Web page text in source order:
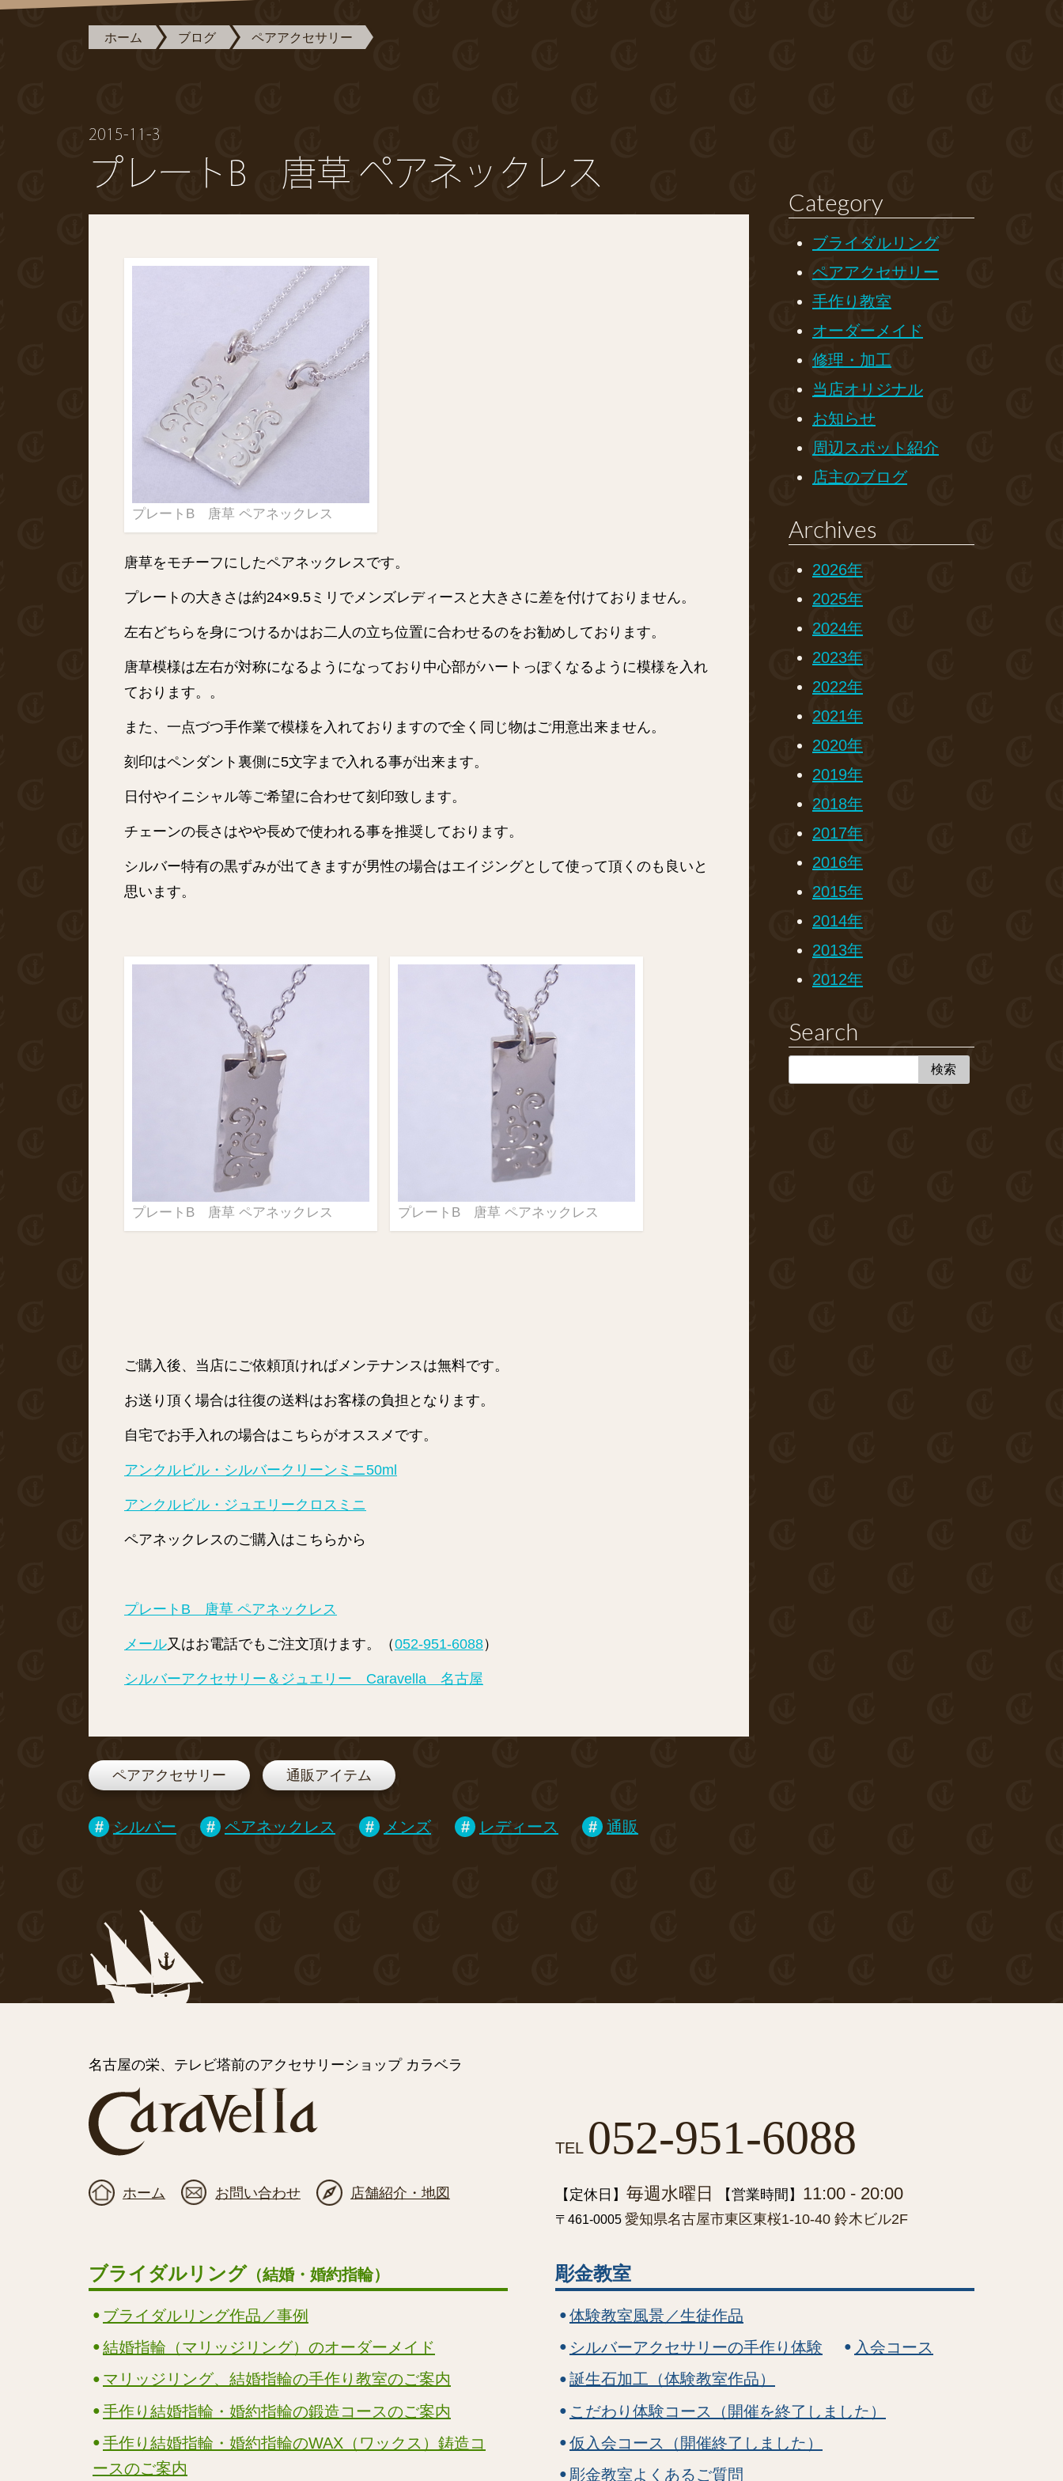
ホーム ブログ ペアアクセサリー
2015-11-3
プレートB 唐草 ペアネックレス
プレートB 唐草 ペアネックレス
唐草をモチーフにしたペアネックレスです。
プレートの大きさは約24×9.5ミリでメンズレディースと大きさに差を付けておりません。
左右どちらを身につけるかはお二人の立ち位置に合わせるのをお勧めしております。
唐草模様は左右が対称になるようになっており中心部がハートっぽくなるように模様を入れ
ております。。
また、一点づつ手作業で模様を入れておりますので全く同じ物はご用意出来ません。
刻印はペンダント裏側に5文字まで入れる事が出来ます。
日付やイニシャル等ご希望に合わせて刻印致します。
チェーンの長さはやや長めで使われる事を推奨しております。
シルバー特有の黒ずみが出てきますが男性の場合はエイジングとして使って頂くのも良いと
思います。
プレートB 唐草 ペアネックレス プレートB 唐草 ペアネックレス
ご購入後、当店にご依頼頂ければメンテナンスは無料です。
お送り頂く場合は往復の送料はお客様の負担となります。
自宅でお手入れの場合はこちらがオススメです。
アンクルビル・シルバークリーンミニ50ml
アンクルビル・ジュエリークロスミニ
ペアネックレスのご購入はこちらから
プレートB 唐草 ペアネックレス
メール又はお電話でもご注文頂けます。（052-951-6088）
シルバーアクセサリー＆ジュエリー Caravella 名古屋
ペアアクセサリー 通販アイテム
シルバー ペアネックレス メンズ レディース 通販
Category
ブライダルリング
ペアアクセサリー
手作り教室
オーダーメイド
修理・加工
当店オリジナル
お知らせ
周辺スポット紹介
店主のブログ
Archives
2026年
2025年
2024年
2023年
2022年
2021年
2020年
2019年
2018年
2017年
2016年
2015年
2014年
2013年
2012年
Search
名古屋の栄、テレビ塔前のアクセサリーショップ カラベラ
ホーム お問い合わせ 店舗紹介・地図
TEL 052-951-6088
【定休日】 毎週水曜日 【営業時間】 11:00 - 20:00
〒461-0005 愛知県名古屋市東区東桜1-10-40 鈴木ビル2F
ブライダルリング （結婚・婚約指輪）
ブライダルリング作品／事例
結婚指輪（マリッジリング）のオーダーメイド
マリッジリング、結婚指輪の手作り教室のご案内
手作り結婚指輪・婚約指輪の鍛造コースのご案内
手作り結婚指輪・婚約指輪のWAX（ワックス）鋳造コ
ースのご案内
彫金教室
体験教室風景／生徒作品
シルバーアクセサリーの手作り体験
入会コース
誕生石加工（体験教室作品）
こだわり体験コース（開催を終了しました）
仮入会コース（開催終了しました）
彫金教室よくあるご質問